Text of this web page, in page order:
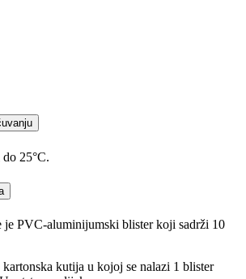
25°C.
je PVC-aluminijumski blister koji sadrži 10
kutija u kojoj se nalazi 1 blister